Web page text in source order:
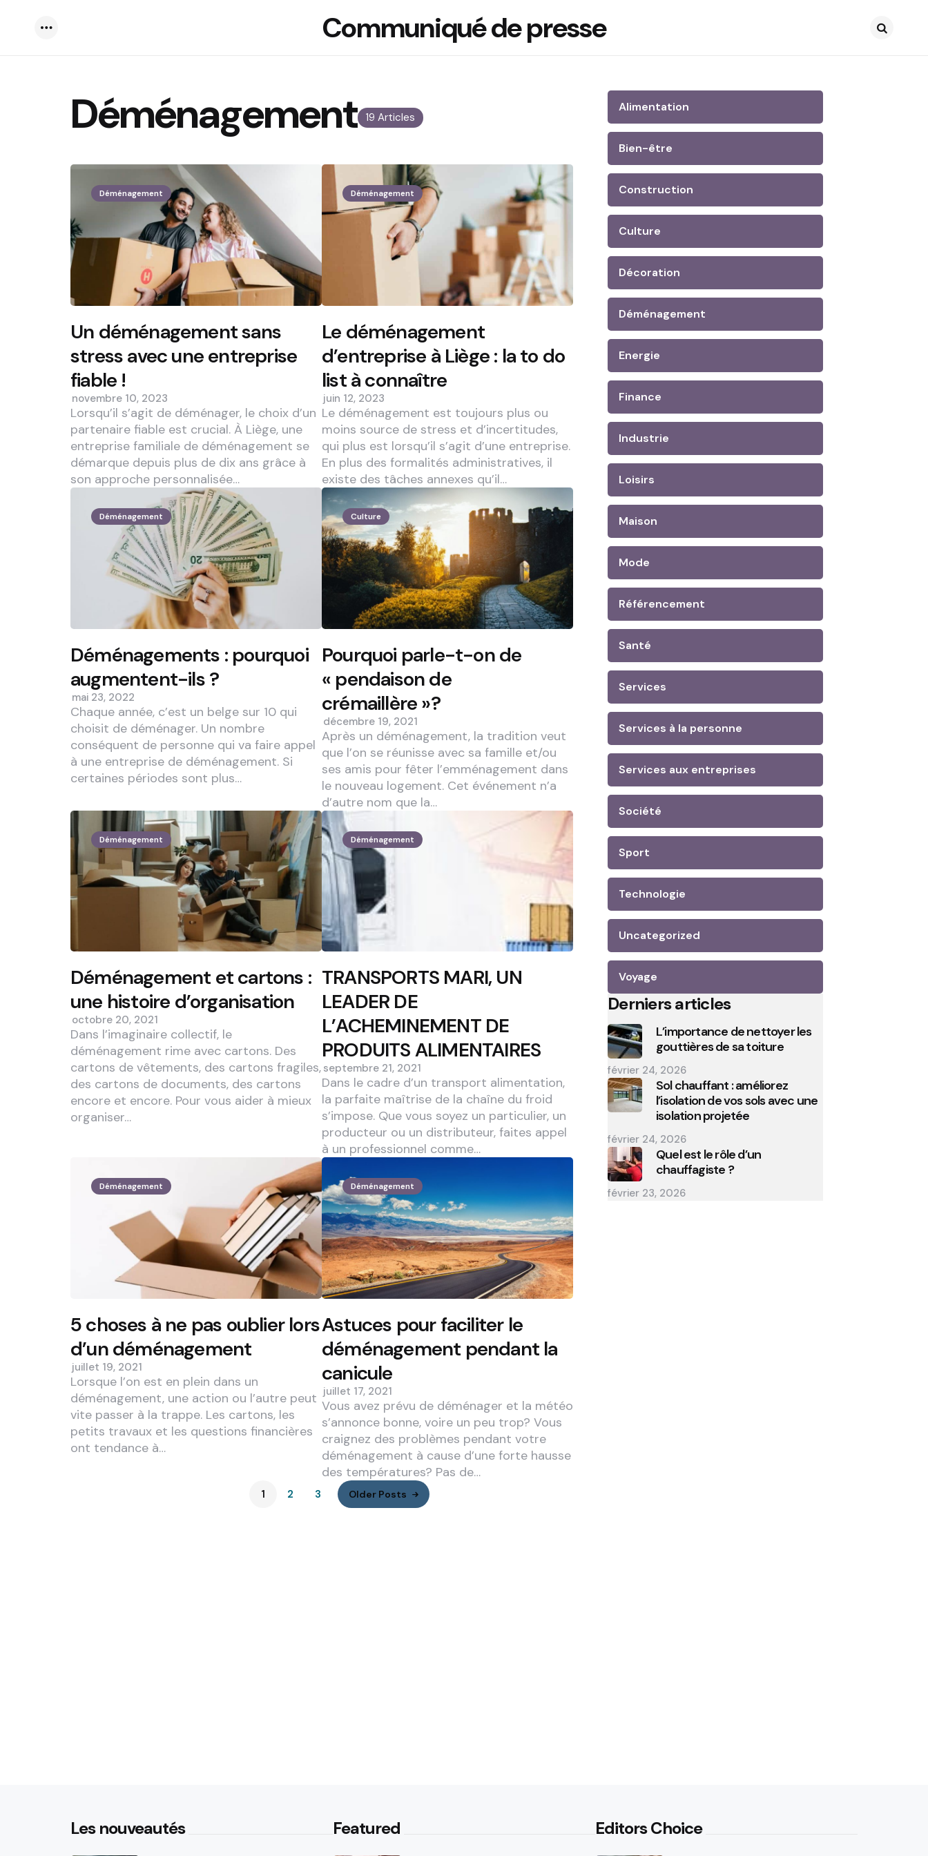
Communiqué de presse
19 Articles
Déménagement
Déménagement
Un déménagement sans
stress avec une entreprise
fiable !
novembre 10, 2023
Lorsqu’il s’agit de déménager, le choix d’un
partenaire fiable est crucial. À Liège, une
entreprise familiale de déménagement se
démarque depuis plus de dix ans grâce à
son approche personnalisée…
Déménagement
Le déménagement
d’entreprise à Liège : la to do
list à connaître
juin 12, 2023
Le déménagement est toujours plus ou
moins source de stress et d’incertitudes,
qui plus est lorsqu’il s’agit d’une entreprise.
En plus des formalités administratives, il
existe des tâches annexes qu’il…
Déménagement
Déménagements : pourquoi
augmentent-ils ?
mai 23, 2022
Chaque année, c’est un belge sur 10 qui
choisit de déménager. Un nombre
conséquent de personne qui va faire appel
à une entreprise de déménagement. Si
certaines périodes sont plus…
Culture
Pourquoi parle-t-on de
« pendaison de
crémaillère »?
décembre 19, 2021
Après un déménagement, la tradition veut
que l’on se réunisse avec sa famille et/ou
ses amis pour fêter l’emménagement dans
le nouveau logement. Cet événement n’a
d’autre nom que la…
Déménagement
Déménagement et cartons :
une histoire d’organisation
octobre 20, 2021
Dans l’imaginaire collectif, le
déménagement rime avec cartons. Des
cartons de vêtements, des cartons fragiles,
des cartons de documents, des cartons
encore et encore. Pour vous aider à mieux
organiser…
Déménagement
TRANSPORTS MARI, UN
LEADER DE
L’ACHEMINEMENT DE
PRODUITS ALIMENTAIRES
septembre 21, 2021
Dans le cadre d’un transport alimentation,
la parfaite maîtrise de la chaîne du froid
s’impose. Que vous soyez un particulier, un
producteur ou un distributeur, faites appel
à un professionnel comme…
Déménagement
5 choses à ne pas oublier lors
d’un déménagement
juillet 19, 2021
Lorsque l’on est en plein dans un
déménagement, une action ou l’autre peut
vite passer à la trappe. Les cartons, les
petits travaux et les questions financières
ont tendance à…
Déménagement
Astuces pour faciliter le
déménagement pendant la
canicule
juillet 17, 2021
Vous avez prévu de déménager et la météo
s’annonce bonne, voire un peu trop? Vous
craignez des problèmes pendant votre
déménagement à cause d’une forte hausse
des températures? Pas de…
1 2 3 Older Posts
Alimentation
Bien-être
Construction
Culture
Décoration
Déménagement
Energie
Finance
Industrie
Loisirs
Maison
Mode
Référencement
Santé
Services
Services à la personne
Services aux entreprises
Société
Sport
Technologie
Uncategorized
Voyage
Derniers articles
L’importance de nettoyer les
gouttières de sa toiture
février 24, 2026
Sol chauffant : améliorez
l’isolation de vos sols avec une
isolation projetée
février 24, 2026
Quel est le rôle d’un
chauffagiste ?
février 23, 2026
Les nouveautés Featured Editors Choice